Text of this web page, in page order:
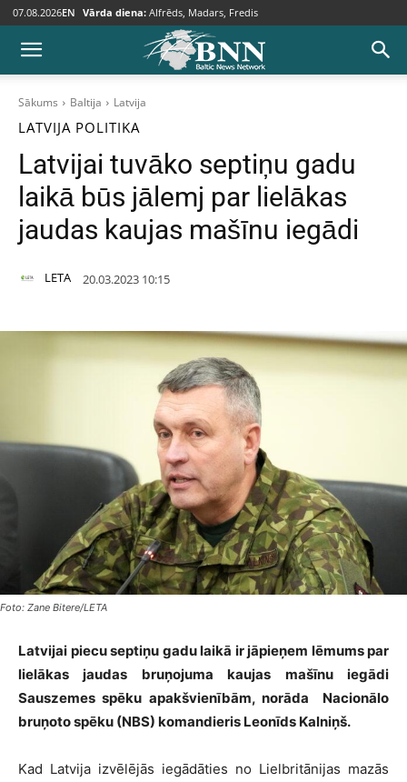
07.08.2026EN Vārda diena: Alfrēds, Madars, Fredis
Sākums Baltija Latvija
LATVIJA POLITIKA
Latvijai tuvāko septiņu gadu
laikā būs jālemj par lielākas
jaudas kaujas mašīnu iegādi
LETA 20.03.2023 10:15
Foto: Zane Bitere/LETA
Latvijai piecu septiņu gadu laikā ir jāpieņem lēmums par
lielākas jaudas bruņojuma kaujas mašīnu iegādi
Sauszemes spēku apakšvienībām, norāda Nacionālo
bruņoto spēku (NBS) komandieris Leonīds Kalniņš.
Kad Latvija izvēlējās iegādāties no Lielbritānijas mazās